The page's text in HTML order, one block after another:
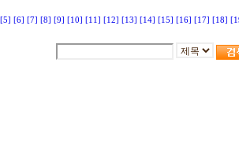
[5] [6] [7] [8] [9] [10] [11] [12] [13] [14] [15] [16] [17] [18]